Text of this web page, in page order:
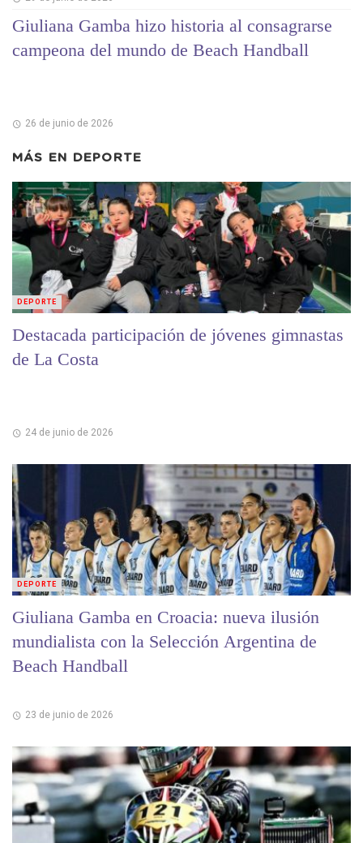
Giuliana Gamba hizo historia al consagrarse
campeona del mundo de Beach Handball
26 de junio de 2026
MÁS EN DEPORTE
Destacada participación de jóvenes gimnastas
de La Costa
24 de junio de 2026
DEPORTE
Giuliana Gamba en Croacia: nueva ilusión
mundialista con la Selección Argentina de
Beach Handball
23 de junio de 2026
DEPORTE